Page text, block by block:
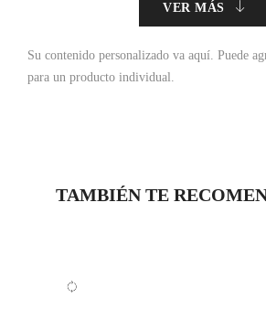
VER MÁS
Su contenido personalizado va aquí. Puede
para un producto individual.
TAMBIÉN TE